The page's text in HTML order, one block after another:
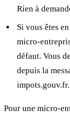
Rien à
Si vous êtes en
micro-
défaut. Vous
depuis la
impots.gouv.fr.
Pour une micro-